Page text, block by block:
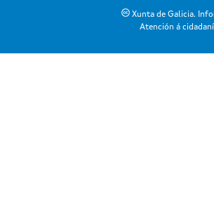
Xunta de Galicia.
Atención á